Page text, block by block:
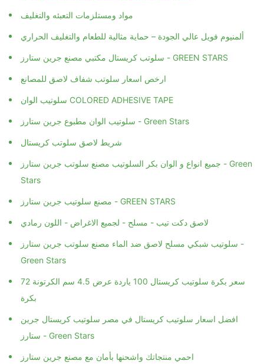
مواد ومستلزمات التعبئه والتغليف
ألمنيوم فويل عالي الجودة – حماية مثالية للطعام والتغليف الحراري
سلوتب كريستال مكتبي مصنع جرين ستارز - GREEN STARS
ارخص اسعار سلوتب شفاف لاصق للمصانع
سلوتيب الوان COLORED ADHESIVE TAPE
سلوتيب الوان مطبوع جرين ستارز - Green Stars
شريط لاصق سلوتب كريستال
جميع انواع و الوان بكر السلوتيب مصنع سلوتب جرين ستارز - Green
Stars
مصنع سلوتيب جرين ستارز - GREEN STARS
لاصق دكت تيب - مسلح - لجميع الاغراض - اللون رمادي
سلوتيب شبكي مسلح لاصق ضد الماء مصنع سلوتب جرين ستارز -
Green Stars
سعر بكرة سلوتيب كريستال 100 ياردة عرض 4.5 سم الكرتونة 72
بكرة
افضل اسعار سلوتيب كريستال في مصر سلوتيب كريستال جرين
ستارز - Green Stars
احمي منتجاتك واشحنها بأمان مع مصنع جرين ستارز